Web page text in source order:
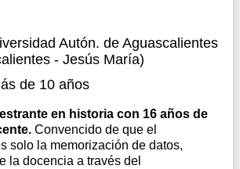
Autón. de Aguascalientes
- Jesús María)
de 10 años
en historia con 16 años de
Convencido de que el
solo la memorización de datos,
la docencia a través del